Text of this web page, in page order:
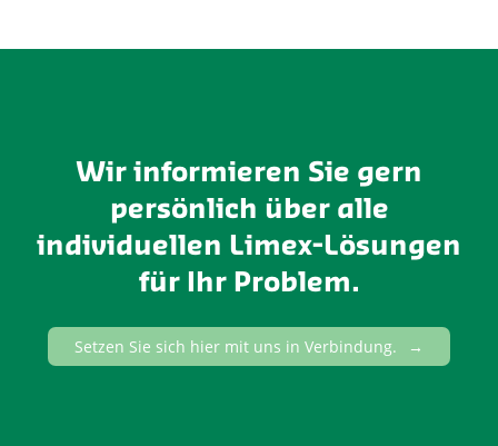
Wir informieren Sie gern
persönlich über alle
individuellen Limex-Lösungen
für Ihr Problem.
Setzen Sie sich hier mit uns in Verbindung.